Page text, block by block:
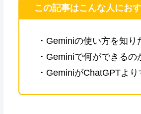
この記事はこんな人にお
・Geminiの使い方を知り
・Geminiで何ができるの
・GeminiがChatGPTよ